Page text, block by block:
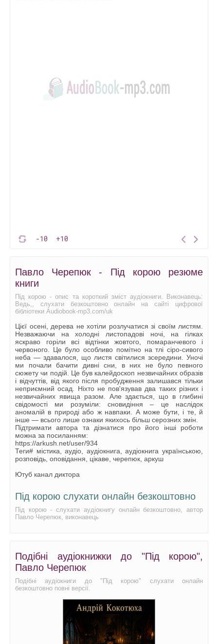
-10 +10
Павло Черепюк - Під корою резюме
книги
Під корою - опис та короткий зміст аудіокниги. Виконавець:
Ведь,, слухати безкоштовно онлайн на сайті цифрової
бібліотеки Audiobook-mp3.com/uk
Цієї осені, дерева не хотіли розлучатися зі своїм листям.
Незважаючи на холодні листопадові ночі, на гілках
яскраво горіли всі відтінки жовтого, помаранчевого і
червоного. Це було особливо помітно на тлі сіро-сивого
неба — здавалося, що листя світилися зсередини. Уночі
ми почали бачити дивні сни, в них не було певного
сюжету чи подій. Це був калейдоскоп незвичайних образів
і відчуттів, від якого після пробудження залишався тільки
неприємний осад. Ніхто не пов'язував два таких різних і
незвичайних явища разом. Але здається, що в глибині
свідомості ми розуміли: сновидіння – це наслідок
аномалій в природі або ж навпаки. А може бути, і те, й
інше — всього лише ознаки якихось більш серозних змін.
Підтримати автора та дізнатися про його інші роботи
можна за посиланням:
https://arkush.net/user/934
Теги# містика, аудіо, аудіокнига, аудіокнига українською,
розповідь, оповідання, цікаве, черепюк, аркуш
Ютуб канал диктора
Під корою слухати онлайн безкоштовно
Під корою - слухати аудіокнигу онлайн безкоштовно, автор
Павло Черепюк, виконавець
Подібні аудіокнижки до "Під корою",
Павло Черепюк
Подібні аудіокниги до "Під корою" слухати онлайн
безкоштовно повні версії.